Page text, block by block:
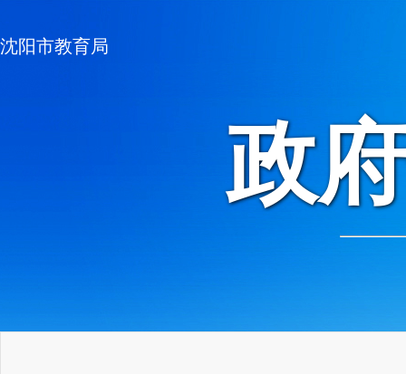
沈阳市教育局
政